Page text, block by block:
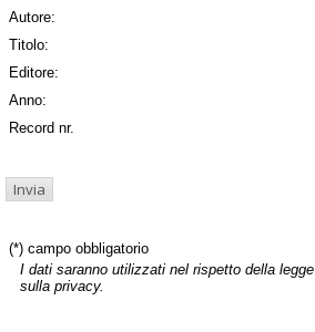
Autore:
Titolo:
Editore:
Anno:
Record nr.
(*) campo obbligatorio
I dati saranno utilizzati nel rispetto della legge
sulla privacy.